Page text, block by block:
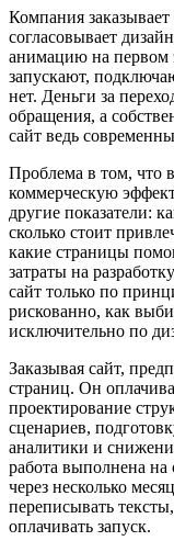
Компания
согласовывает
анимацию на первом
запускают,
нет. Деньги за
обращения, а
сайт ведь
Проблема в том, что
коммерческую
другие показатели:
сколько стоит
какие страницы
затраты на
сайт только по
рискованно, как
исключительно по
Заказывая сайт,
страниц. Он
проектирование
сценариев,
аналитики и
работа выполнена на
через несколько
переписывать
оплачивать запуск.